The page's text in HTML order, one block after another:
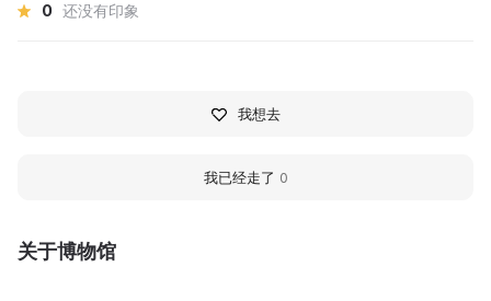
关于博物馆
0 还没有印象
我想去
我已经走了 0